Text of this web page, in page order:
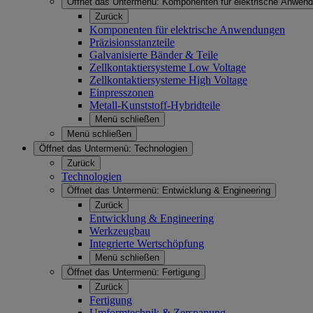
Zurück
Komponenten für elektrische Anwendungen
Präzisionsstanzteile
Galvanisierte Bänder & Teile
Zellkontaktiersysteme Low Voltage
Zellkontaktiersysteme High Voltage
Einpresszonen
Metall-Kunststoff-Hybridteile
Menü schließen
Menü schließen
Öffnet das Untermenü: Technologien
Zurück
Technologien
Öffnet das Untermenü: Entwicklung & Engineering
Zurück
Entwicklung & Engineering
Werkzeugbau
Integrierte Wertschöpfung
Menü schließen
Öffnet das Untermenü: Fertigung
Zurück
Fertigung